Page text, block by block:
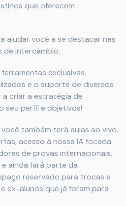
que oferecem
ajudar você a se destacar nas
de intercâmbio.
exclusivas,
e o suporte de diversos
criar a estratégia de
seu perfil e objetivos!
também terá aulas ao vivo,
acesso à nossa IA focada
de provas internacionais,
ainda fará parte da
reservado para trocas e
ex-alunos que já foram para